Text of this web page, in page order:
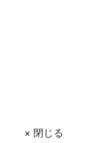
× 閉じる
マンのレビュー